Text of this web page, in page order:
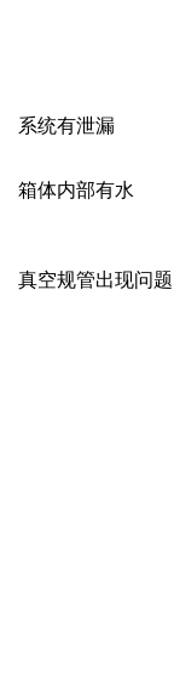
系统有泄漏
箱体内部有水
真空规管出现问题